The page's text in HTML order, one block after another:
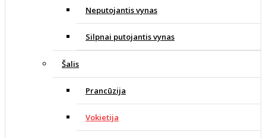
Neputojantis vynas
Silpnai putojantis vynas
Šalis
Prancūzija
Vokietija